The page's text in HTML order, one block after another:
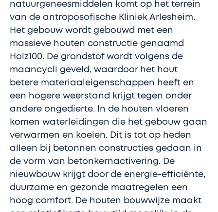
natuurgeneesmiddelen komt op het terrein
van de antroposofische Kliniek Arlesheim.
Het gebouw wordt gebouwd met een
massieve houten constructie genaamd
Holz100. De grondstof wordt volgens de
maancycli geveld, waardoor het hout
betere materiaaleigenschappen heeft en
een hogere weerstand krijgt tegen onder
andere ongedierte. In de houten vloeren
komen waterleidingen die het gebouw gaan
verwarmen en koelen. Dit is tot op heden
alleen bij betonnen constructies gedaan in
de vorm van betonkernactivering. De
nieuwbouw krijgt door de energie-efficiënte,
duurzame en gezonde maatregelen een
hoog comfort. De houten bouwwijze maakt